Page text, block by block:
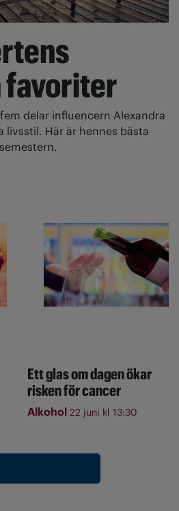
delar influencern Alexandra
livsstil. Här är hennes bästa
Ett glas om dagen ökar
risken för cancer
Alkohol 22 juni kl 13:30